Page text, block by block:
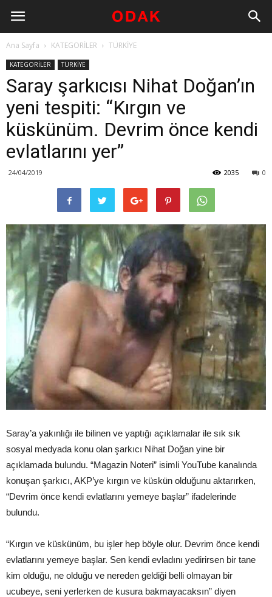
Ana Sayfa KATEGORİLER TÜRKİYE
KATEGORİLER TÜRKİYE
Saray şarkıcısı Nihat Doğan’ın
yeni tespiti: “Kırgın ve
küskünüm. Devrim önce kendi
evlatlarını yer”
24/04/2019 0
2035
Saray’a yakınlığı ile bilinen ve yaptığı açıklamalar ile sık sık
sosyal medyada konu olan şarkıcı Nihat Doğan yine bir
açıklamada bulundu. “Magazin Noteri” isimli YouTube kanalında
konuşan şarkıcı, AKP’ye kırgın ve küskün olduğunu aktarırken,
“Devrim önce kendi evlatlarını yemeye başlar” ifadelerinde
bulundu.
“Kırgın ve küskünüm, bu işler hep böyle olur. Devrim önce kendi
evlatlarını yemeye başlar. Sen kendi evladını yedirirsen bir tane
kim olduğu, ne olduğu ve nereden geldiği belli olmayan bir
ucubeye, seni yerlerken de kusura bakmayacaksın” diyen